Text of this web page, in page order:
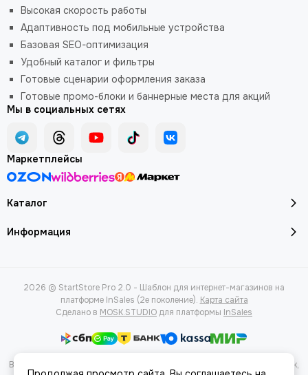
Каталог
Информация
Высокая скорость работы
Адаптивность под мобильные устройства
Базовая SEO-оптимизация
Удобный каталог и фильтры
Готовые сценарии оформления заказа
Готовые промо-блоки и баннерные места для акций
Мы в социальных сетях
Маркетплейсы
2026 © StartStore Pro 2.0 - Шаблон для интернет-магазинов на
платформе InSales (2е поколение). Карта сайта
Сделано в MOSK.STUDIO для платформы InSales
Вся представленная на сайте информация, касающаяся характеристик,